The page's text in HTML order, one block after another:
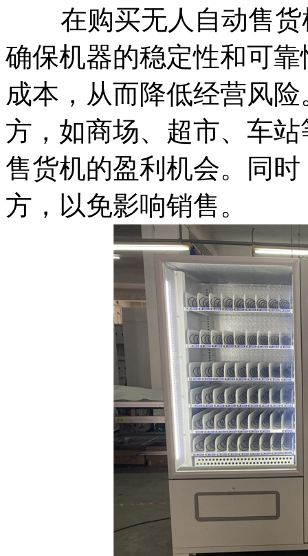
在购买无人自动售货
确保机器的稳定性和可
成本，从而降低经营风
方，如商场、超市、车
售货机的盈利机会。同
方，以免影响销售。